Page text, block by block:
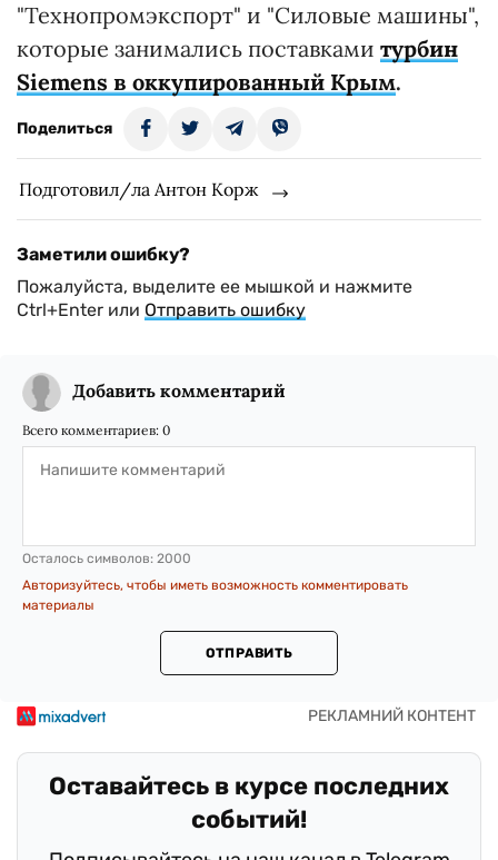
"Технопромэкспорт" и "Силовые машины",
которые занимались поставками турбин
Siemens в оккупированный Крым.
Поделиться
Подготовил/ла Антон Корж
Заметили ошибку?
Пожалуйста, выделите ее мышкой и нажмите
Ctrl+Enter или Отправить ошибку
Добавить комментарий
Всего комментариев: 0
Осталось символов: 2000
Авторизуйтесь, чтобы иметь возможность комментировать
материалы
ОТПРАВИТЬ
Оставайтесь в курсе последних
событий!